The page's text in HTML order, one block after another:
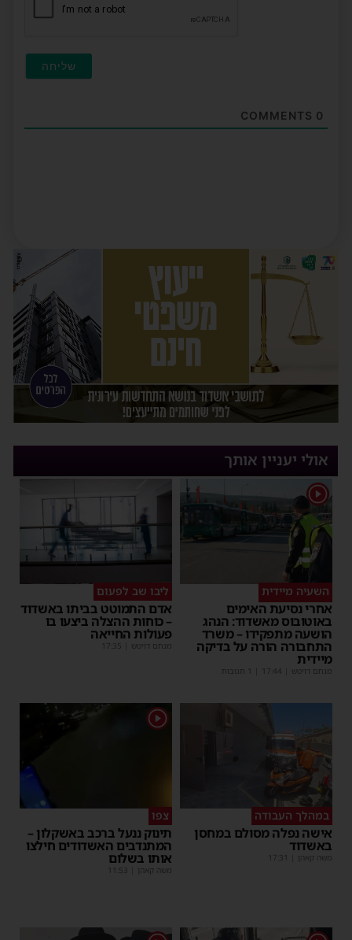
0
אולי יעניין אותך
1
השעיה מיידית
אחרי נסיעת האימים
באוטובוס מאשדוד: הנהג
הושעה מתפקידו – משרד
התחבורה הורה על בדיקה
מיידית
מנחם דויטש 17:44
ליבו שב לפעום
אדם התמוטט בביתו באשדוד
– כוחות ההצלה ביצעו בו
פעולות החייאה
מנחם דויטש 17:35
במהלך העבודה
אישה נפלה מסולם במחסן
באשדוד
משה קאהן 17:31
1
צפו
תינוק ננעל ברכב באשקלון –
המתנדבים האשדודים חילצו
אותו בשלום
משה קאהן 11:53